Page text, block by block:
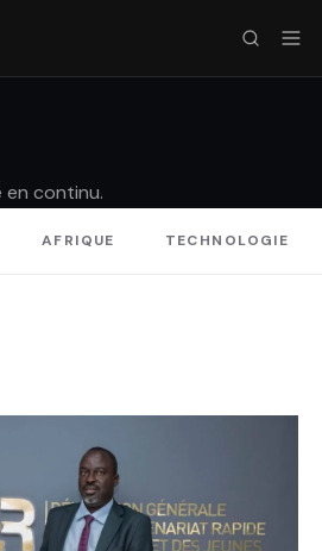
continu.
AFRIQUE TECHNOLOGIE